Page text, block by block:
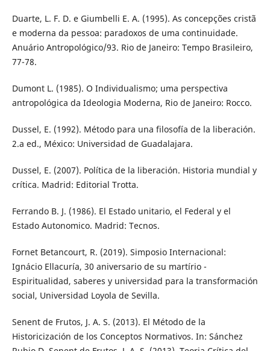
Duarte, L. F. D. e Giumbelli E. A. (1995). As concepções cristã
e moderna da pessoa: paradoxos de uma continuidade.
Anuário Antropológico/93. Rio de Janeiro: Tempo Brasileiro,
77-78.
Dumont L. (1985). O Individualismo; uma perspectiva
antropológica da Ideologia Moderna, Rio de Janeiro: Rocco.
Dussel, E. (1992). Método para una filosofía de la liberación.
2.a ed., México: Universidad de Guadalajara.
Dussel, E. (2007). Política de la liberación. Historia mundial y
crítica. Madrid: Editorial Trotta.
Ferrando B. J. (1986). El Estado unitario, el Federal y el
Estado Autonomico. Madrid: Tecnos.
Fornet Betancourt, R. (2019). Simposio Internacional:
Ignácio Ellacuría, 30 aniversario de su martírio -
Espiritualidad, saberes y universidad para la transformación
social, Universidad Loyola de Sevilla.
Senent de Frutos, J. A. S. (2013). El Método de la
Historicización de los Conceptos Normativos. In: Sánchez